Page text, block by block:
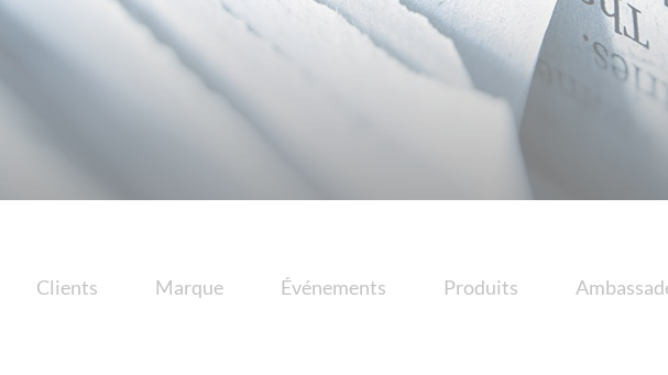
Clients Marque Événements Produits